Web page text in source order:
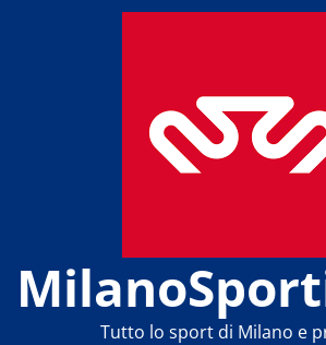
Tutto lo sport di Milano e